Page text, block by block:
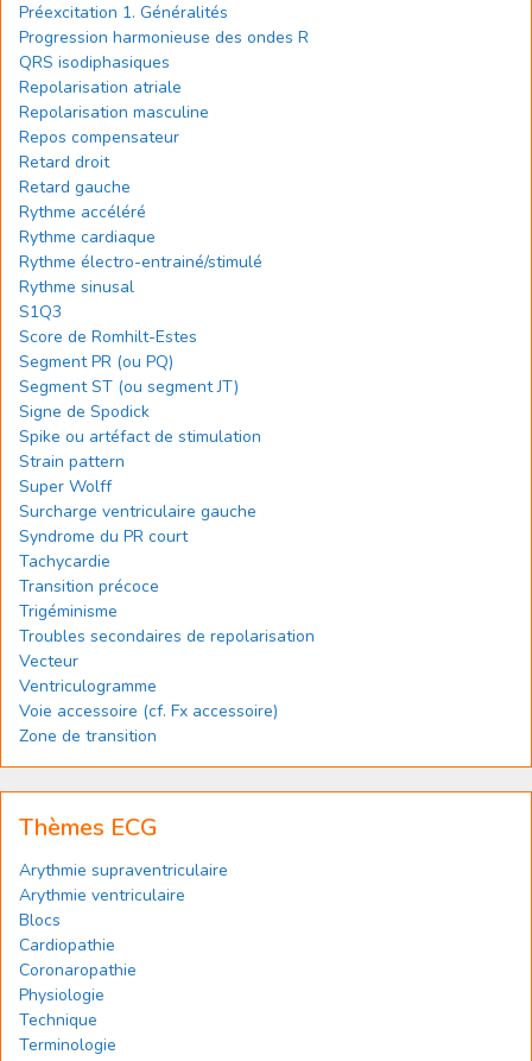
Préexcitation 1. Généralités
Progression harmonieuse des ondes R
QRS isodiphasiques
Repolarisation atriale
Repolarisation masculine
Repos compensateur
Retard droit
Retard gauche
Rythme accéléré
Rythme cardiaque
Rythme électro-entrainé/stimulé
Rythme sinusal
S1Q3
Score de Romhilt-Estes
Segment PR (ou PQ)
Segment ST (ou segment JT)
Signe de Spodick
Spike ou artéfact de stimulation
Strain pattern
Super Wolff
Surcharge ventriculaire gauche
Syndrome du PR court
Tachycardie
Transition précoce
Trigéminisme
Troubles secondaires de repolarisation
Vecteur
Ventriculogramme
Voie accessoire (cf. Fx accessoire)
Zone de transition
Thèmes ECG
Arythmie supraventriculaire
Arythmie ventriculaire
Blocs
Cardiopathie
Coronaropathie
Physiologie
Technique
Terminologie